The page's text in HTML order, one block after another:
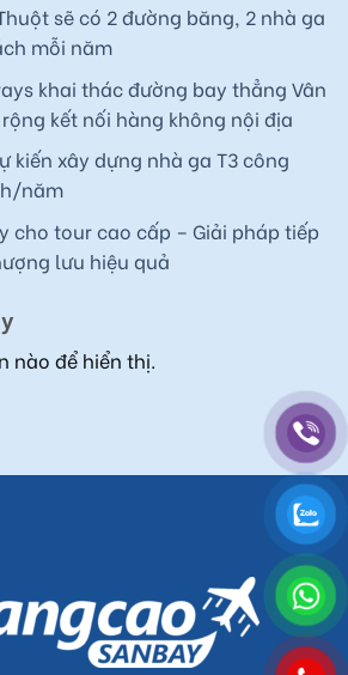
sẽ có 2 đường băng, 2 nhà ga
mỗi năm
khai thác đường bay thẳng Vân
rộng kết nối hàng không nội địa
kiến xây dựng nhà ga T3 công
năm
cho tour cao cấp – Giải pháp tiếp
lưu hiệu quả
nào để hiển thị.